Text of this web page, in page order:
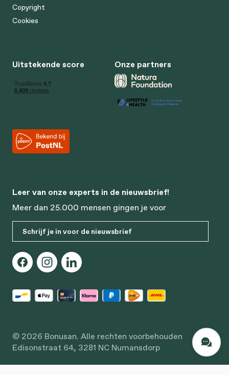
Copyright
Cookies
Uitstekende score Onze partners
Leer van onze experts in de nieuwsbrief!
Meer dan 25.000 mensen gingen je voor
Schrijf je in voor de nieuwsbrief
© 2026 Bonusan. Alle rechten voorbehouden
Edisonstraat 64, 3281 NC Numansdorp